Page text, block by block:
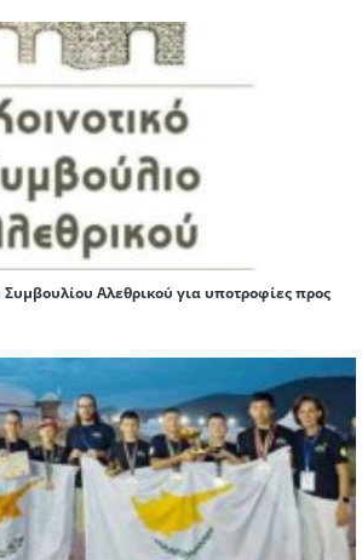
Αλεθρικού για υποτροφίες προς